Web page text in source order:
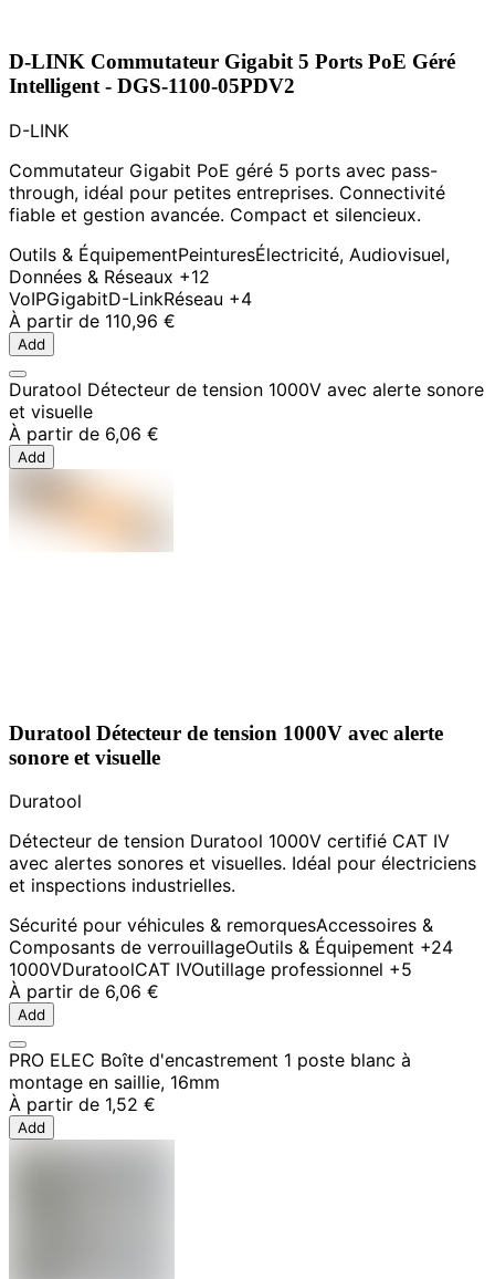
D-LINK Commutateur Gigabit 5 Ports PoE Géré
Intelligent - DGS-1100-05PDV2
D-LINK
Commutateur Gigabit PoE géré 5 ports avec pass-
through, idéal pour petites entreprises. Connectivité
fiable et gestion avancée. Compact et silencieux.
Outils & ÉquipementPeinturesÉlectricité, Audiovisuel,
Données & Réseaux +12
VoIPGigabitD-LinkRéseau +4
À partir de 110,96 €
Add
Duratool Détecteur de tension 1000V avec alerte sonore
et visuelle
À partir de 6,06 €
Add
Duratool Détecteur de tension 1000V avec alerte
sonore et visuelle
Duratool
Détecteur de tension Duratool 1000V certifié CAT IV
avec alertes sonores et visuelles. Idéal pour électriciens
et inspections industrielles.
Sécurité pour véhicules & remorquesAccessoires &
Composants de verrouillageOutils & Équipement +24
1000VDuratoolCAT IVOutillage professionnel +5
À partir de 6,06 €
Add
PRO ELEC Boîte d'encastrement 1 poste blanc à
montage en saillie, 16mm
À partir de 1,52 €
Add